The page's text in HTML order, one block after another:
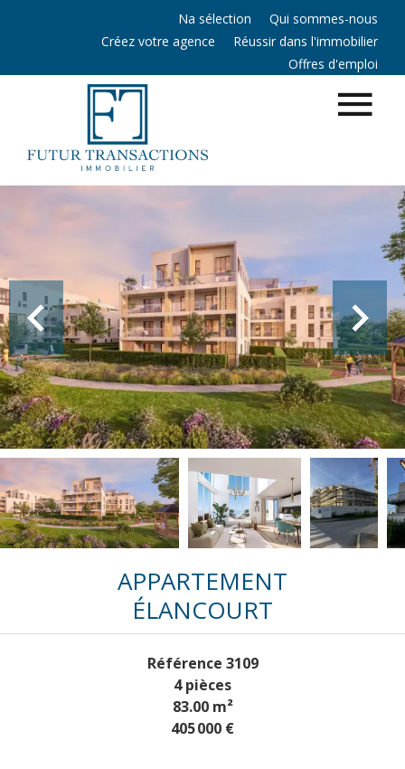
Na sélection
Qui sommes-nous
Créez votre agence
Réussir dans l'immobilier
Offres d'emploi
APPARTEMENT
ÉLANCOURT
Référence 3109
4 pièces
83.00m²
405 000 €